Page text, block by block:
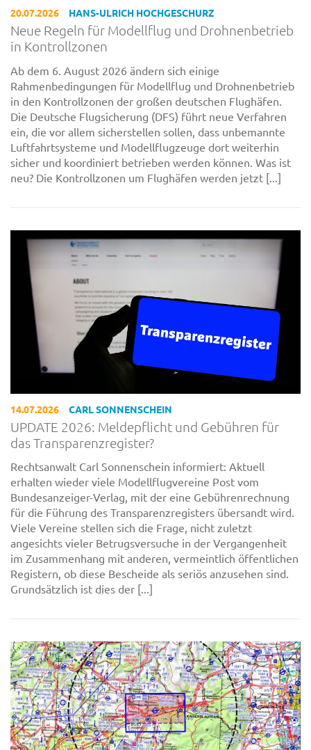
20.07.2026 HANS-ULRICH HOCHGESCHURZ
Neue Regeln für Modellflug und Drohnenbetrieb
in Kontrollzonen
Ab dem 6. August 2026 ändern sich einige
Rahmenbedingungen für Modellflug und Drohnenbetrieb
in den Kontrollzonen der großen deutschen Flughäfen.
Die Deutsche Flugsicherung (DFS) führt neue Verfahren
ein, die vor allem sicherstellen sollen, dass unbemannte
Luftfahrtsysteme und Modellflugzeuge dort weiterhin
sicher und koordiniert betrieben werden können. Was ist
neu? Die Kontrollzonen um Flughäfen werden jetzt [...]
14.07.2026 CARL SONNENSCHEIN
UPDATE 2026: Meldepflicht und Gebühren für
das Transparenzregister?
Rechtsanwalt Carl Sonnenschein informiert: Aktuell
erhalten wieder viele Modellflugvereine Post vom
Bundesanzeiger-Verlag, mit der eine Gebührenrechnung
für die Führung des Transparenzregisters übersandt wird.
Viele Vereine stellen sich die Frage, nicht zuletzt
angesichts vieler Betrugsversuche in der Vergangenheit
im Zusammenhang mit anderen, vermeintlich öffentlichen
Registern, ob diese Bescheide als seriös anzusehen sind.
Grundsätzlich ist dies der [...]